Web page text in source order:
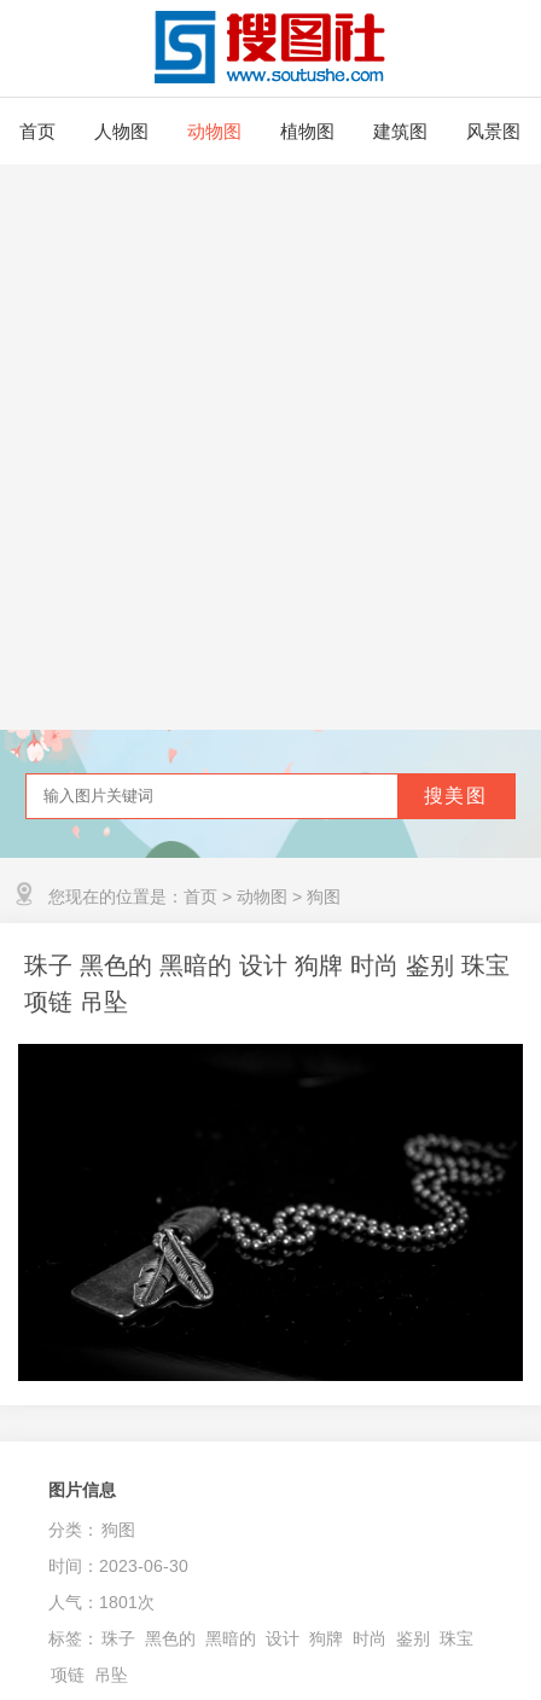
首页 人物图 动物图 植物图 建筑图 风景图
您现在的位置是： 首页 > 动物图 > 狗图
珠子 黑色的 黑暗的 设计 狗牌 时尚 鉴别 珠宝
项链 吊坠
图片信息
分类： 狗图
时间：2023-06-30
人气：1801次
标签： 珠子 黑色的 黑暗的 设计 狗牌 时尚 鉴别
珠宝
项链 吊坠